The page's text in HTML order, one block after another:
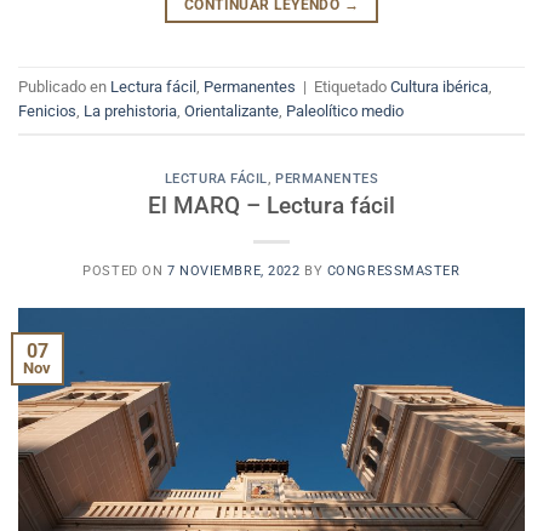
CONTINUAR LEYENDO →
Publicado en Lectura fácil Permanentes | Etiquetado Cultura ibérica
Fenicios La prehistoria Orientalizante Paleolítico medio
LECTURA FÁCIL,PERMANENTES
El MARQ – Lectura fácil
POSTED ON 7 NOVIEMBRE, 2022 BY CONGRESSMASTER
07
Nov